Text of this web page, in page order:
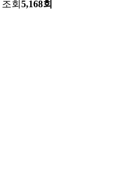
조회 5,168회